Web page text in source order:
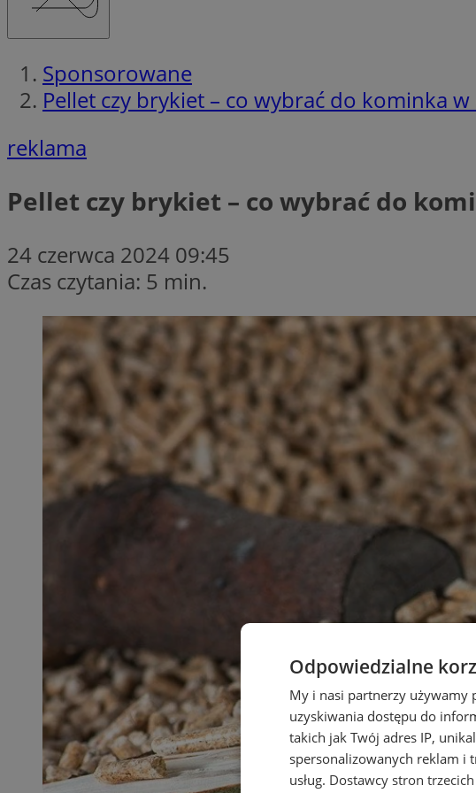
Sponsorowane
Pellet czy brykiet – co wybrać do kominka
reklama
Pellet czy brykiet – co wybrać do
24 czerwca 2024 09:45
Czas czytania: 5 min.
Odpowiedzialne
My i nasi partnerzy używamy
uzyskiwania dostępu do
takich jak Twój adres IP,
spersonalizowanych reklam i
usług. Dostawcy stron